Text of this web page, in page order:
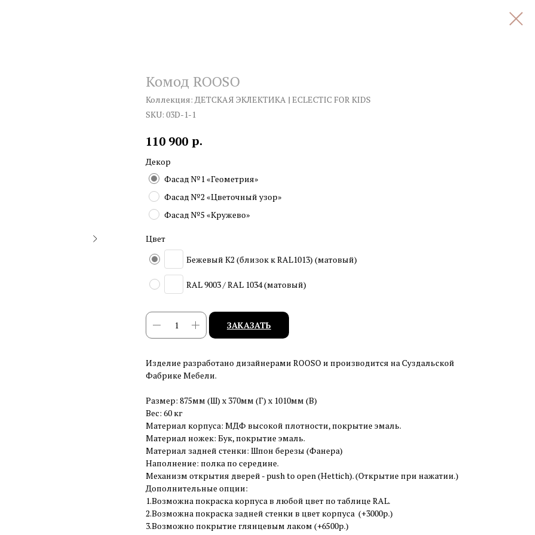
Комод ROOSO
Коллекция: ДЕТСКАЯ ЭКЛЕКТИКА | ECLECTIC FOR KIDS
SKU: 03D-1-1
110 900 р.
Декор
Фасад №1 «Геометрия»
Фасад №2 «Цветочный узор»
Фасад №5 «Кружево»
Цвет
Бежевый K2 (близок к RAL1013) (матовый)
RAL 9003 / RAL 1034 (матовый)
ЗАКАЗАТЬ
Изделие разработано дизайнерами ROOSO и производится на Суздальской
Фабрике Мебели.
Размер: 875мм (Ш) x 370мм (Г) x 1010мм (В)
Вес: 60 кг
Материал корпуса: МДФ высокой плотности, покрытие эмаль.
Материал ножек: Бук, покрытие эмаль.
Материал задней стенки: Шпон березы (Фанера)
Наполнение: полка по середине.
Механизм открытия дверей - push to open (Hettich). (Открытие при нажатии.)
Дополнительные опции:
1.Возможна покраска корпуса в любой цвет по таблице RAL.
2.Возможна покраска задней стенки в цвет корпуса (+3000р.)
3.Возможно покрытие глянцевым лаком (+6500р.)